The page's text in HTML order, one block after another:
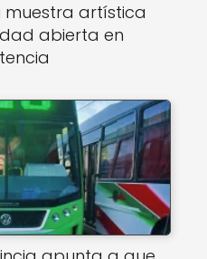
muestra artística
abierta en